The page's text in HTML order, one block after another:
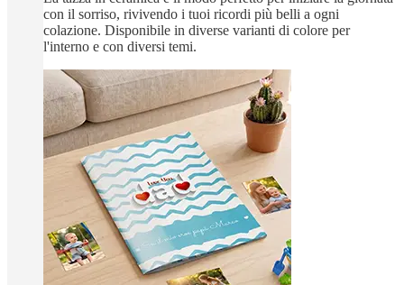
con il sorriso, rivivendo i tuoi ricordi più belli a ogni
colazione. Disponibile in diverse varianti di colore per
l'interno e con diversi temi.